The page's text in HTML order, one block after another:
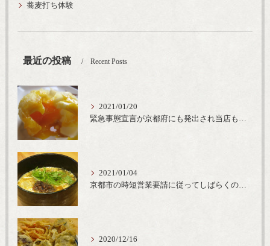
蕎麦打ち体験
最近の投稿 Recent Posts
2021/01/20
緊急事態宣言が京都府にも発出され当店も要請に従って20時完全閉店という形で営業なるべく短期間での要請解除へ一致団結です
2021/01/04
京都市の時短営業要請に従ってしばらくの間20時までの営業とさせていただいております。寒い時期には温かいお蕎麦がおすすめ
2020/12/16